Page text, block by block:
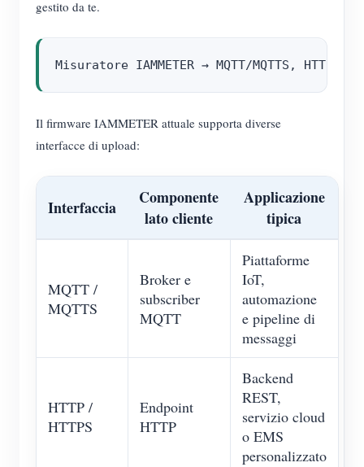
gestito da te.
Il firmware IAMMETER attuale supporta diverse
interfacce di upload:
Interfaccia
Componente
lato cliente
Applicazione
tipica
MQTT /
MQTTS
Broker e
subscriber
MQTT
Piattaforme
IoT,
automazione
e pipeline di
messaggi
HTTP /
HTTPS
Endpoint
HTTP
Backend
REST,
servizio cloud
o EMS
personalizzato